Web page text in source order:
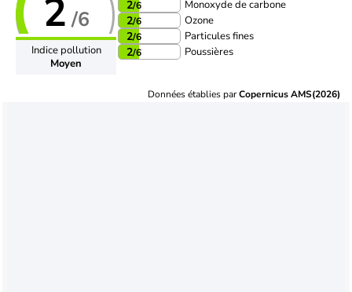
2 /6
Indice pollution
Moyen
2/6 Monoxyde de carbone
2/6 Ozone
2/6 Particules fines
2/6 Poussières
Données établies parCopernicus AMS(2026)